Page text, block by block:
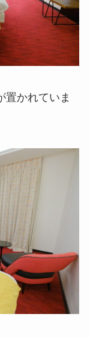
置かれていま